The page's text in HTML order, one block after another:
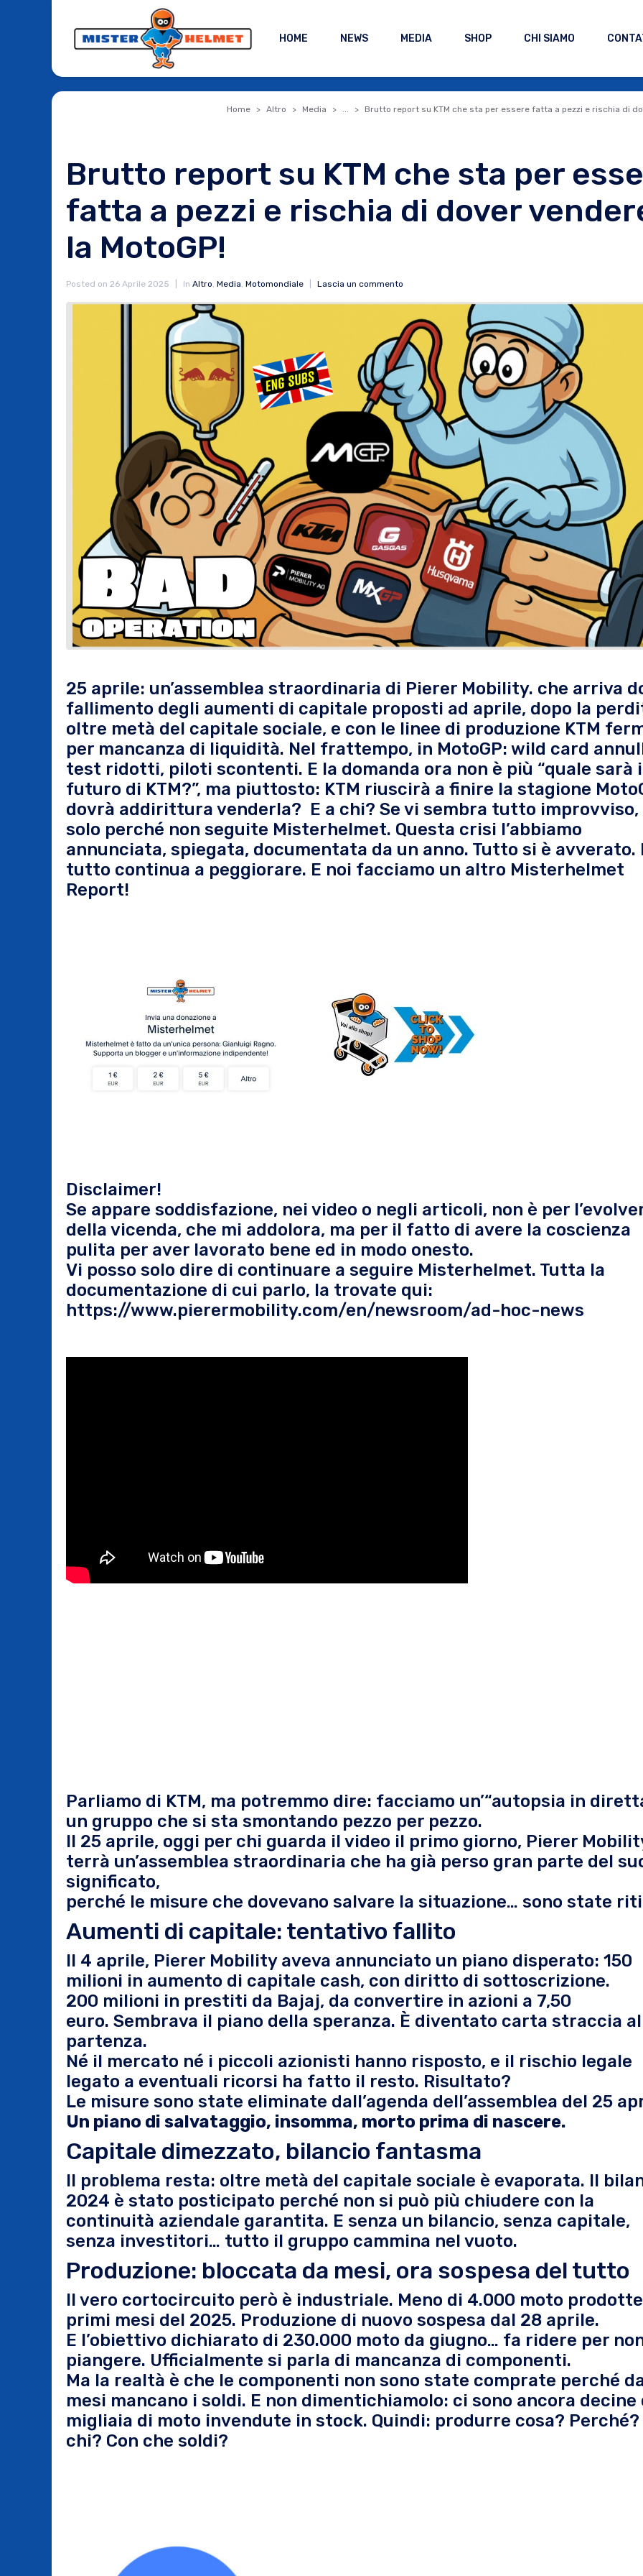
HOME NEWS MEDIA SHOP CHI SIAMO
Home Altro Media ... Brutto report su KTM che sta per essere fatta a pezzi e rischia di
Brutto report su KTM che sta per
fatta a pezzi e rischia di dover
la MotoGP!
Posted on 26 Aprile 2025 In Altro, Media, Motomondiale Lascia un commento
25 aprile: un’assemblea straordinaria di Pierer Mobility. che arriva
fallimento degli aumenti di capitale proposti ad aprile, dopo la
oltre metà del capitale sociale, e con le linee di produzione KTM
per mancanza di liquidità. Nel frattempo, in MotoGP: wild card
test ridotti, piloti scontenti. E la domanda ora non è più “quale sarà
futuro di KTM?”, ma piuttosto: KTM riuscirà a finire la stagione
dovrà addirittura venderla? E a chi? Se vi sembra tutto improvviso,
solo perché non seguite Misterhelmet. Questa crisi l’abbiamo
annunciata, spiegata, documentata da un anno. Tutto si è avverato.
tutto continua a peggiorare. E noi facciamo un altro Misterhelmet
Report!
Disclaimer!
Se appare soddisfazione, nei video o negli articoli, non è per
della vicenda, che mi addolora, ma per il fatto di avere la coscienza
pulita per aver lavorato bene ed in modo onesto.
Vi posso solo dire di continuare a seguire Misterhelmet. Tutta la
documentazione di cui parlo, la trovate qui:
https://www.pierermobility.com/en/newsroom/ad-hoc-news
Parliamo di KTM, ma potremmo dire: facciamo un’“autopsia in
un gruppo che si sta smontando pezzo per pezzo.
Il 25 aprile, oggi per chi guarda il video il primo giorno, Pierer
terrà un’assemblea straordinaria che ha già perso gran parte del
significato,
perché le misure che dovevano salvare la situazione… sono state
Aumenti di capitale: tentativo fallito
Il 4 aprile, Pierer Mobility aveva annunciato un piano disperato: 150
milioni in aumento di capitale cash, con diritto di sottoscrizione.
200 milioni in prestiti da Bajaj, da convertire in azioni a 7,50
euro. Sembrava il piano della speranza. È diventato carta straccia
partenza.
Né il mercato né i piccoli azionisti hanno risposto, e il rischio legale
legato a eventuali ricorsi ha fatto il resto. Risultato?
Le misure sono state eliminate dall’agenda dell’assemblea del 25
Un piano di salvataggio, insomma, morto prima di nascere.
Capitale dimezzato, bilancio fantasma
Il problema resta: oltre metà del capitale sociale è evaporata. Il
2024 è stato posticipato perché non si può più chiudere con la
continuità aziendale garantita. E senza un bilancio, senza capitale,
senza investitori… tutto il gruppo cammina nel vuoto.
Produzione: bloccata da mesi, ora sospesa del tutto
Il vero cortocircuito però è industriale. Meno di 4.000 moto
primi mesi del 2025. Produzione di nuovo sospesa dal 28 aprile.
E l’obiettivo dichiarato di 230.000 moto da giugno… fa ridere per
piangere. Ufficialmente si parla di mancanza di componenti.
Ma la realtà è che le componenti non sono state comprate perché
mesi mancano i soldi. E non dimentichiamolo: ci sono ancora decine
migliaia di moto invendute in stock. Quindi: produrre cosa? Perché?
chi? Con che soldi?